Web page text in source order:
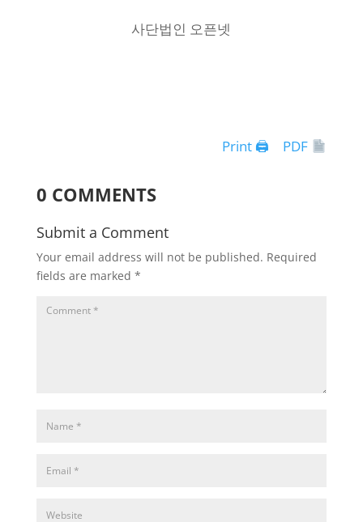
사단법인 오픈넷
Print 🖨 PDF
0 COMMENTS
Submit a Comment
Your email address will not be published. Required
fields are marked *